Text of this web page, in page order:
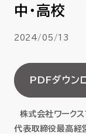
OXYGラインナ
セミナー
お役立ち情報
中・高校
2024/05/13
PDFダウン
株式会社ワークス
代表取締役最高経